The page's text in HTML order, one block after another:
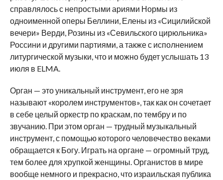
справлялось с непростыми ариями Нормы из
одноименной оперы Беллини, Елены из «Сицилийской
вечери» Верди, Розины из «Севильского цирюльника»
Россини и другими партиями, а также с исполнением
литургической музыки, что и можно будет услышать 13
июля в ELMA.
Орган — это уникальный инструмент, его не зря
называют «королем инструментов», так как он сочетает
в себе целый оркестр по краскам, по тембру и по
звучанию. При этом орган — трудный музыкальный
инструмент, с помощью которого человечество веками
обращается к Богу. Играть на органе — огромный труд,
тем более для хрупкой женщины. Органистов в мире
вообще немного и прекрасно, что израильская публика